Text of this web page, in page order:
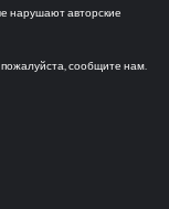
нарушают авторские
сообщите нам.